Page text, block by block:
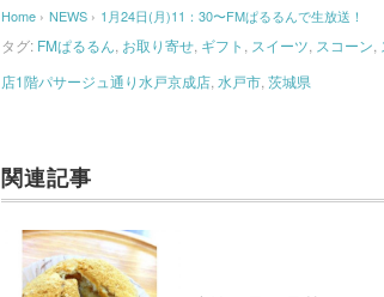
Home › NEWS › 1月24日(月)11：30〜FMぱるるんで生放送！
タグ: FMぱるるん お取り寄せ ギフト スイーツ スコーン
店1階パサージュ通り水戸京成店 水戸市 茨城県
関連記事